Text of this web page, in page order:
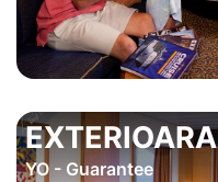
EXTERIOARA
YO - Guarantee